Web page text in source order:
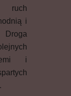
ruch
i
i